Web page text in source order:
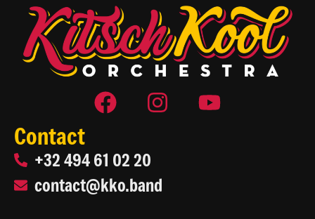
Contact
+32 494 61 02 20
contact@kko.band